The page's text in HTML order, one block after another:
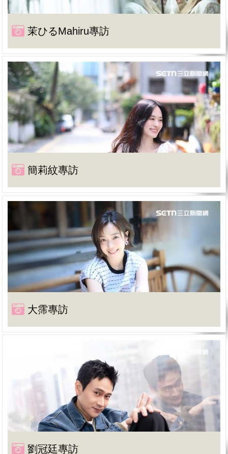
茉ひるMahiru專訪
簡莉紋專訪
大霈專訪
劉冠廷專訪